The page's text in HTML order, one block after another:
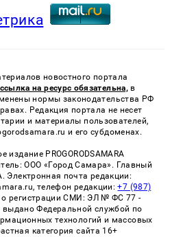
новостного портала
на ресурс обязательна, в
нормы законодательства РФ
Редакция портала не несет
и материалы пользователей,
и его субдоменах.
издание PROGORODSAMARA
ООО «Город Самара». Главный
Электронная почта редакции:
телефон редакции:+7 (987)
о регистрации СМИ: ЭЛ № ФС 77 -
выдано Федеральной службой по
технологий и массовых
категория сайта 16+